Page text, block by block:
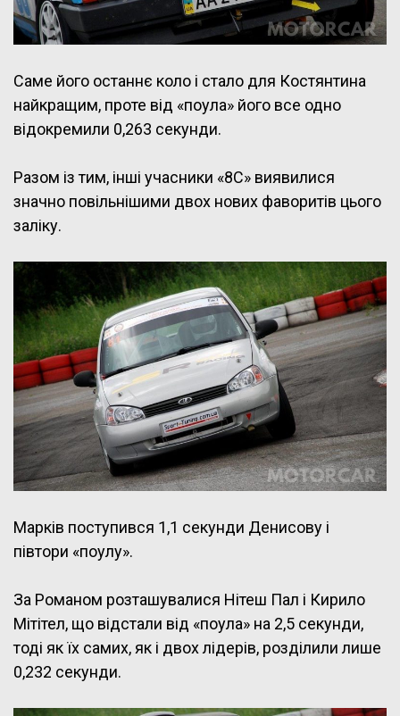
Саме його останнє коло і стало для Костянтина
найкращим, проте від «поула» його все одно
відокремили 0,263 секунди.
Разом із тим, інші учасники «8С» виявилися
значно повільнішими двох нових фаворитів цього
заліку.
Марків поступився 1,1 секунди Денисову і
півтори «поулу».
За Романом розташувалися Нітеш Пал і Кирило
Мітітел, що відстали від «поула» на 2,5 секунди,
тоді як їх самих, як і двох лідерів, розділили лише
0,232 секунди.